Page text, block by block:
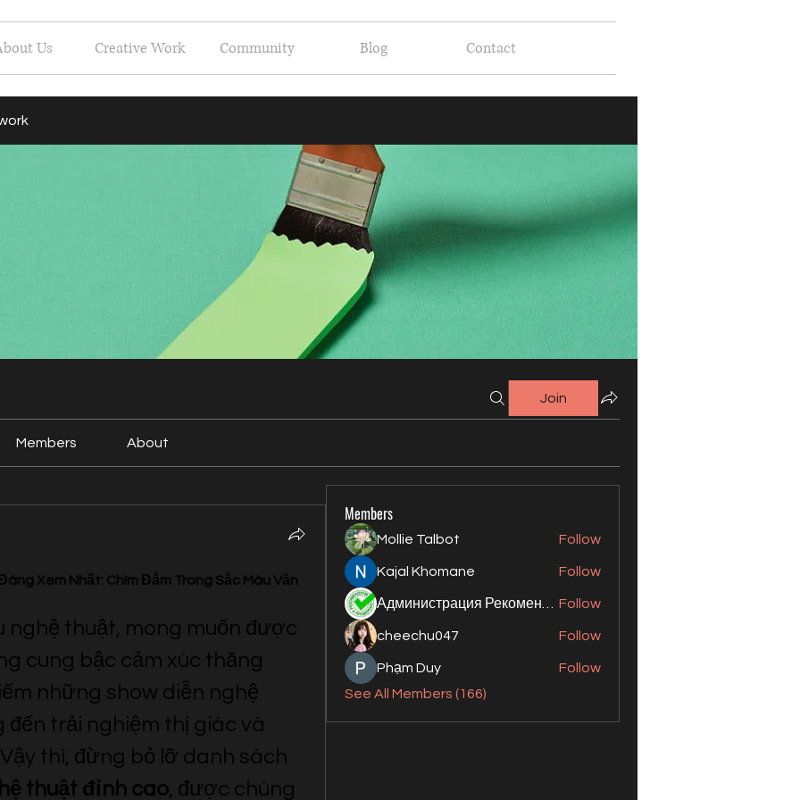
Us Creative Work Community Blog Contact
Join
Members About
Xem Nhất: Chìm Đắm Trong Sắc Màu Văn
nghệ thuật, mong muốn được
cung bậc cảm xúc thăng
những show diễn nghệ
đến trải nghiệm thị giác và
thuật đỉnh cao, được chúng
Members
Mollie Talbot Follow
Kajal Khomane Follow
Follow
cheechu047 Follow
Phạm Duy
Follow
See All Members (166)